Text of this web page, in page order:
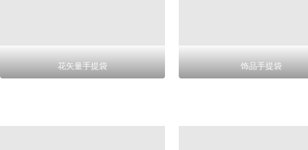
花矢量手提袋 饰品手提袋